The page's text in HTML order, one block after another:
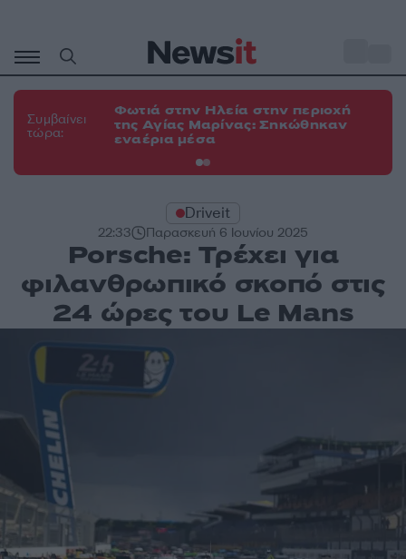
περιεχόμενο
Συμβαίνει
τώρα:
Φωτιά στην Ηλεία στην περιοχή
της Αγίας Μαρίνας: Σηκώθηκαν
εναέρια μέσα
Driveit
22:33 Παρασκευή 6 Ιουνίου 2025
Porsche: Τρέχει για
φιλανθρωπικό σκοπό στις
24 ώρες του Le Mans